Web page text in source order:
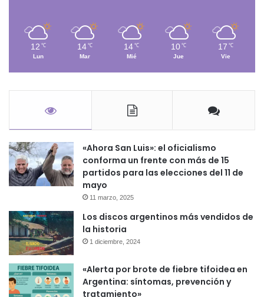
12 ℃
Lun
14 ℃
Mar
14 ℃
Mié
10 ℃
Jue
17 ℃
Vie
«Ahora San Luis»: el oficialismo
conforma un frente con más de 15
partidos para las elecciones del 11 de
mayo
11 marzo, 2025
Los discos argentinos más vendidos de
la historia
1 diciembre, 2024
«Alerta por brote de fiebre tifoidea en
Argentina: síntomas, prevención y
tratamiento»